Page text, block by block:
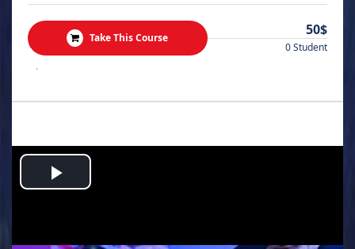
Take This Course 50$
0 Student
.
Play